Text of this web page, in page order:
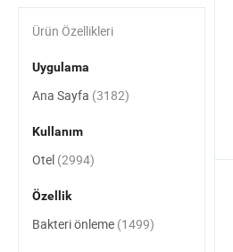
Ürün Özellikleri
Uygulama
Ana Sayfa (3182)
Kullanım
Otel (2994)
Özellik
Bakteri önleme (1499)